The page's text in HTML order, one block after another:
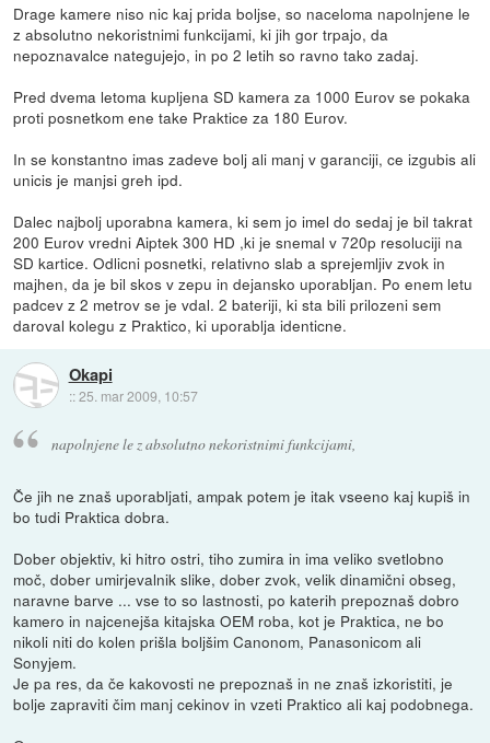
Drage kamere niso nic kaj prida boljse, so naceloma napolnjene le
z absolutno nekoristnimi funkcijami, ki jih gor trpajo, da
nepoznavalce nategujejo, in po 2 letih so ravno tako zadaj.
Pred dvema letoma kupljena SD kamera za 1000 Eurov se pokaka
proti posnetkom ene take Praktice za 180 Eurov.
In se konstantno imas zadeve bolj ali manj v garanciji, ce izgubis ali
unicis je manjsi greh ipd.
Dalec najbolj uporabna kamera, ki sem jo imel do sedaj je bil takrat
200 Eurov vredni Aiptek 300 HD ,ki je snemal v 720p resoluciji na
SD kartice. Odlicni posnetki, relativno slab a sprejemljiv zvok in
majhen, da je bil skos v zepu in dejansko uporabljan. Po enem letu
padcev z 2 metrov se je vdal. 2 bateriji, ki sta bili prilozeni sem
daroval kolegu z Praktico, ki uporablja identicne.
Okapi
::25. mar 2009, 10:57
napolnjene le z absolutno nekoristnimi funkcijami,
Če jih ne znaš uporabljati, ampak potem je itak vseeno kaj kupiš in
bo tudi Praktica dobra.
Dober objektiv, ki hitro ostri, tiho zumira in ima veliko svetlobno
moč, dober umirjevalnik slike, dober zvok, velik dinamični obseg,
naravne barve ... vse to so lastnosti, po katerih prepoznaš dobro
kamero in najcenejša kitajska OEM roba, kot je Praktica, ne bo
nikoli niti do kolen prišla boljšim Canonom, Panasonicom ali
Sonyjem.
Je pa res, da če kakovosti ne prepoznaš in ne znaš izkoristiti, je
bolje zapraviti čim manj cekinov in vzeti Praktico ali kaj podobnega.